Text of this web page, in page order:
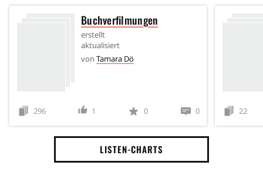
Buchverfilmungen
erstellt
aktualisiert
von Tamara Dö
296 1 0 0 22
LISTEN-CHARTS